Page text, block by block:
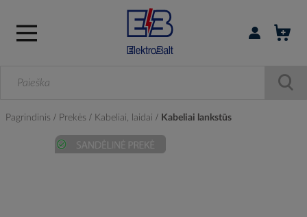
Prisijungti /
Pagrindinis Prekės Kabeliai, laidai Kabeliai lankstūs